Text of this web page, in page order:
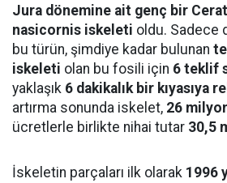
Jura dönemine ait genç bir
nasicornis iskeleti oldu. Sadece
bu türün, şimdiye kadar bulunan
iskeleti olan bu fosili için 6 teklif
yaklaşık 6 dakikalık bir kıyasıya
artırma sonunda iskelet, 26
ücretlerle birlikte nihai tutar 30,5
İskeletin parçaları ilk olarak 1996